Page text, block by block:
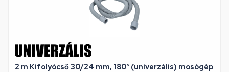
2 m Kifolyócső 30/24 mm, 180° (univerzális) mosógép